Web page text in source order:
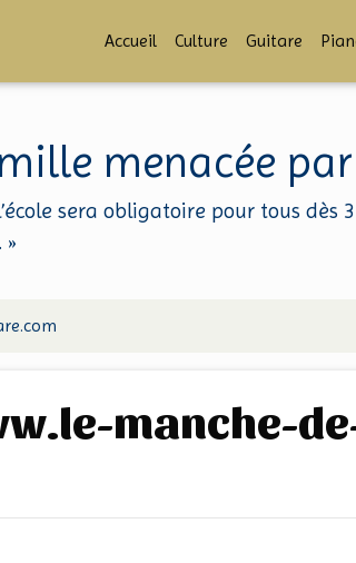
Accueil Culture Guitare
menacée
sera obligatoire pour tous